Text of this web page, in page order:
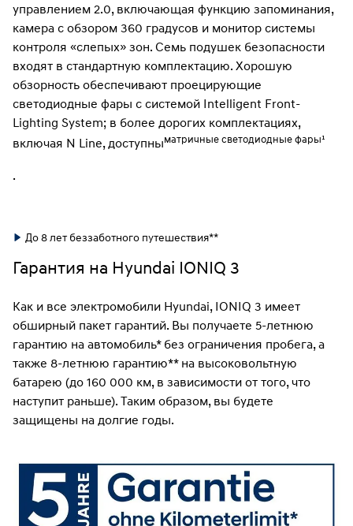
управлением 2.0, включающая функцию запоминания,
камера с обзором 360 градусов и монитор системы
контроля «слепых» зон. Семь подушек безопасности
входят в стандартную комплектацию. Хорошую
обзорность обеспечивают проецирующие
светодиодные фары с системой Intelligent Front-
Lighting System; в более дорогих комплектациях,
включая N Line, доступныматричные светодиодные фары¹
.
До 8 лет беззаботного путешествия**
Гарантия на Hyundai IONIQ 3
Как и все электромобили Hyundai, IONIQ 3 имеет
обширный пакет гарантий. Вы получаете 5-летнюю
гарантию на автомобиль* без ограничения пробега, а
также 8-летнюю гарантию** на высоковольтную
батарею (до 160 000 км, в зависимости от того, что
наступит раньше). Таким образом, вы будете
защищены на долгие годы.